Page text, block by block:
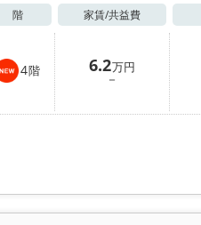
階 家賃/共益費
4階 6.2万円
－